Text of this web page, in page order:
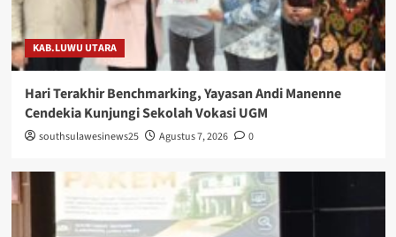
KAB.LUWU UTARA
Hari Terakhir Benchmarking, Yayasan Andi Manenne
Cendekia Kunjungi Sekolah Vokasi UGM
southsulawesinews25 Agustus 7, 2026 0